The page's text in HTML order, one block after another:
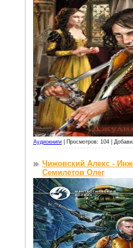
Аудиокниги Просмотров: 104 |
Чижовский Алекс -
Семилетов Олег